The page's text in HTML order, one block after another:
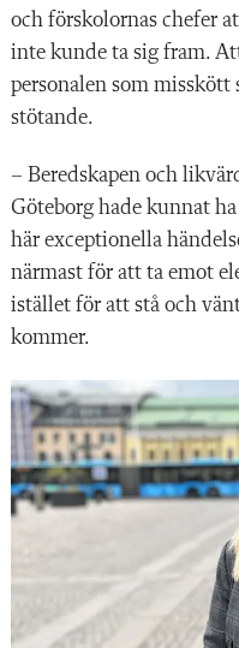
och förskolornas chefer
inte kunde ta sig fram.
personalen som misskött
stötande.
– Beredskapen och
Göteborg hade kunnat
här exceptionella
närmast för att ta emot
istället för att stå och
kommer.